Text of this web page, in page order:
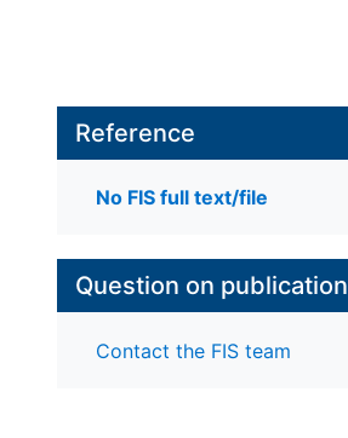
Reference
No FIS full text/file
Question on publication
Contact the FIS team